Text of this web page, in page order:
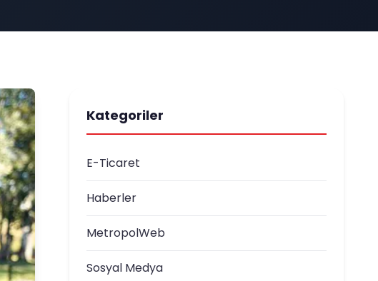
Kategoriler
E-Ticaret
Haberler
MetropolWeb
Sosyal Medya